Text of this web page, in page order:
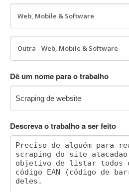
Dê um nome para o trabalho
Descreva o trabalho a ser feito